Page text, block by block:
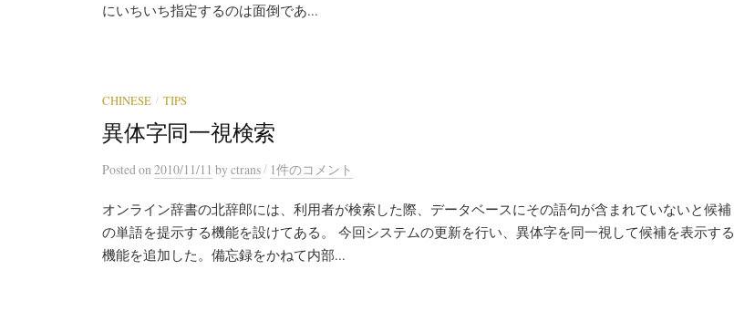
にいちいち指定するのは面倒であ...
CHINESE / TIPS
異体字同一視検索
Postedon 2010/11/11 by ctrans/ 1件のコメント
オンライン辞書の北辞郎には、利用者が検索した際、データベースにその語句が含まれていないと候補
の単語を提示する機能を設けてある。 今回システムの更新を行い、異体字を同一視して候補を表示する
機能を追加した。備忘録をかねて内部...